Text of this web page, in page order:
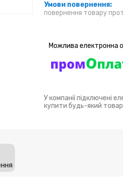
повернення товару
У компанії підключені
купити будь-який